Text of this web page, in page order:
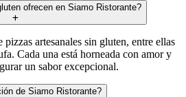
ofrecen en Siamo Ristorante?
artesanales sin gluten, entre ellas
Cada una está horneada con amor y
un sabor excepcional.
de Siamo Ristorante?